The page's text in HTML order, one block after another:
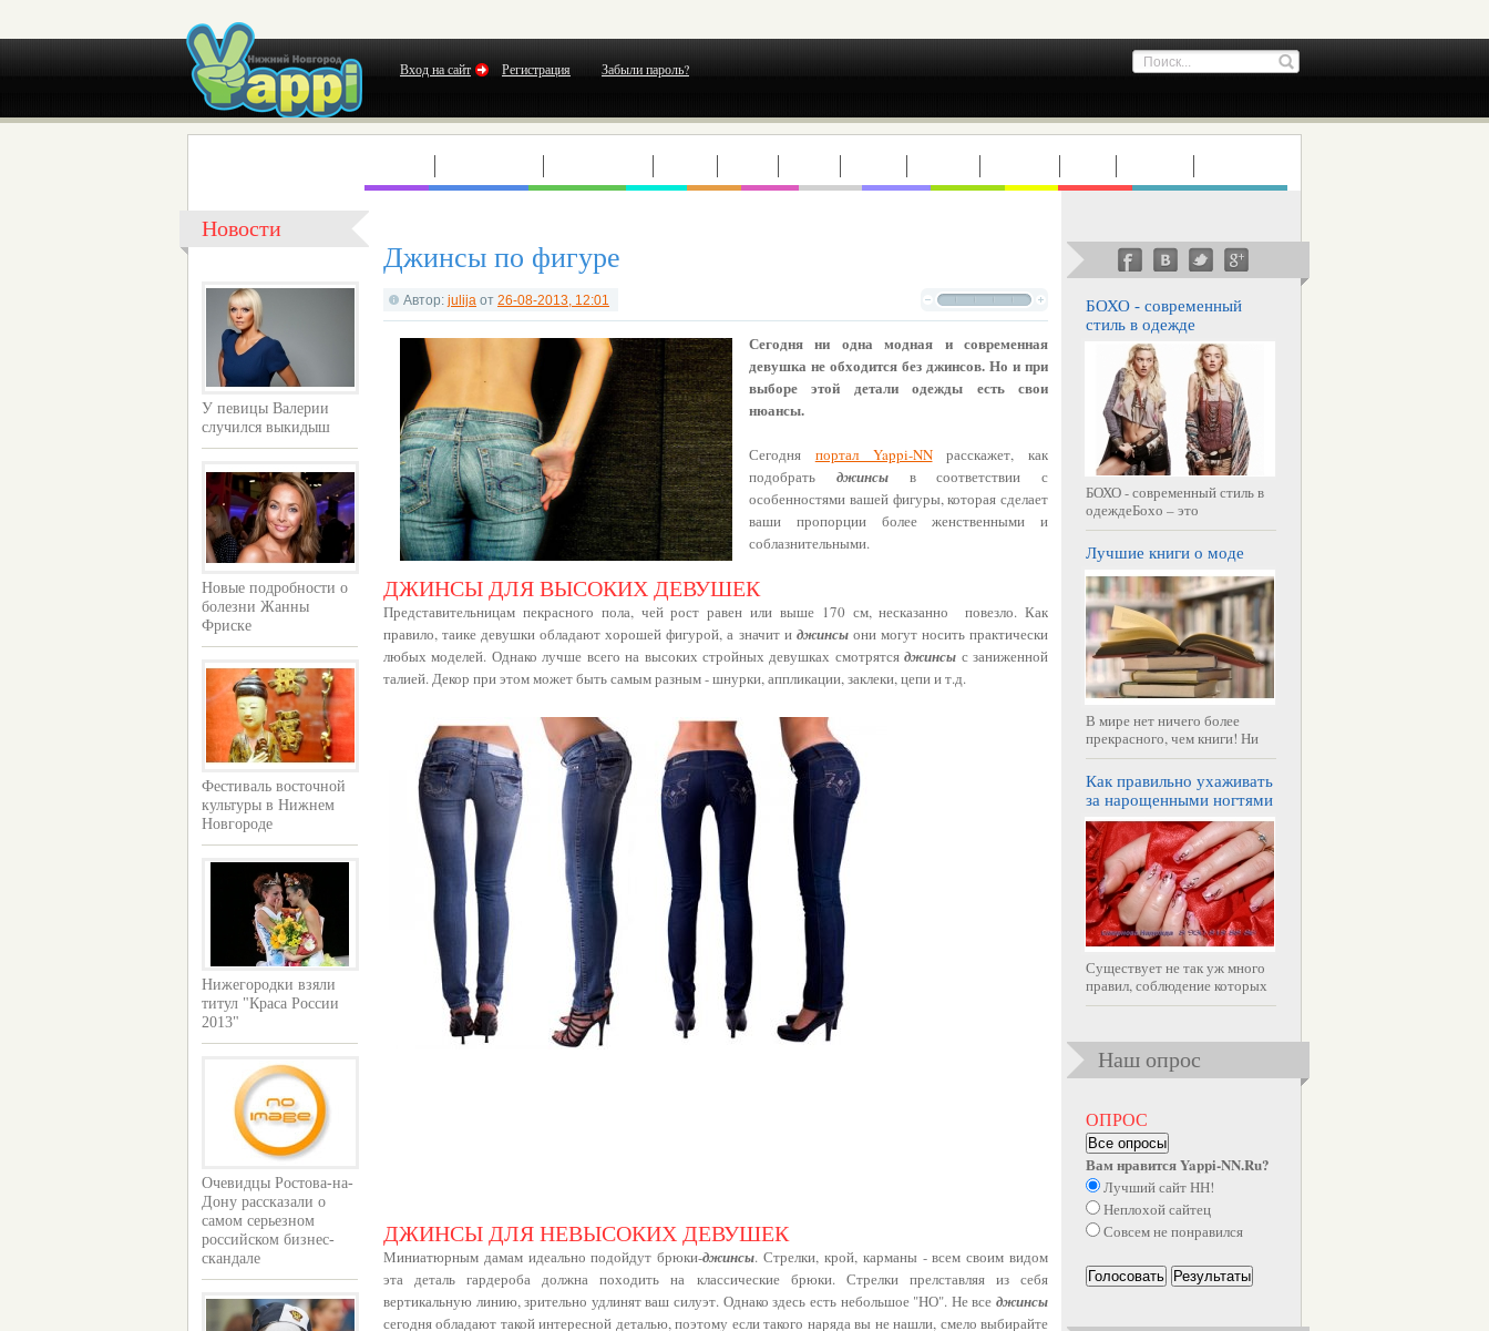
Вход на сайт Регистрация Забыли пароль?
Новости
У певицы Валерии
случился выкидыш
Новые подробности о
болезни Жанны
Фриске
Фестиваль восточной
культуры в Нижнем
Новгороде
Нижегородки взяли
титул "Краса России
2013"
Очевидцы Ростова-на-
Дону рассказали о
самом серьезном
российском бизнес-
скандале
Джинсы по фигуре
Автор: julija от 26-08-2013, 12:01
Сегодня ни одна модная и современная
девушка не обходится без джинсов. Но и при
выборе этой детали одежды есть свои
нюансы.
Сегодня портал Yappi-NNрасскажет, как
подобрать джинсыв соответствии с
особенностями вашей фигуры, которая сделает
ваши пропорции более женственными и
соблазнительными.
ДЖИНСЫ ДЛЯ ВЫСОКИХ ДЕВУШЕК
Представительницам пекрасного пола, чей рост равен или выше 170 см, несказанно повезло. Как
правило, таике девушки обладают хорошей фигурой, а значит и джинсыони могут носить практически
любых моделей. Однако лучше всего на высоких стройных девушках смотрятсяджинсы с заниженной
талией. Декор при этом может быть самым разным - шнурки, аппликации, заклеки, цепи и т.д.
ДЖИНСЫ ДЛЯ НЕВЫСОКИХ ДЕВУШЕК
Миниатюрным дамам идеально подойдут брюки-джинсы. Стрелки, крой, карманы - всем своим видом
эта деталь гардероба должна походить на классические брюки. Стрелки прелставляя из себя
вертикальную линию, зрительно удлинят ваш силуэт. Однако здесь есть небольшое "НО". Не все джинсы
сегодня обладают такой интересной деталью, поэтому если такого наряда вы не нашли, смело выбирайте
БОХО - современный
стиль в одежде
БОХО - современный стиль в
одеждеБохо – это
Лучшие книги о моде
В мире нет ничего более
прекрасного, чем книги! Ни
Как правильно ухаживать
за нарощенными ногтями
Существует не так уж много
правил, соблюдение которых
Наш опрос
ОПРОС
Все опросы
Вам нравится Yappi-NN.Ru?
Лучший сайт НН!
Неплохой сайтец
Совсем не понравился
Голосовать Результаты